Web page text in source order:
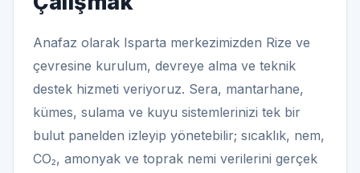
Anafaz olarak Isparta merkezimizden Rize ve
çevresine kurulum, devreye alma ve teknik
destek hizmeti veriyoruz. Sera, mantarhane,
kümes, sulama ve kuyu sistemlerinizi tek bir
bulut panelden izleyip yönetebilir; sıcaklık, nem,
CO₂, amonyak ve toprak nemi verilerini gerçek